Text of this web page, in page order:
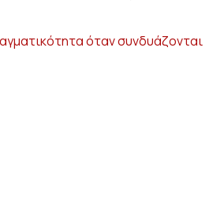
όταν συνδυάζονται